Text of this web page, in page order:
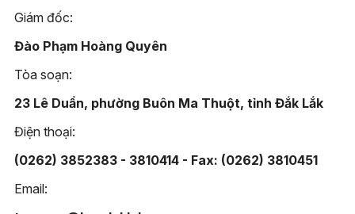
Giám đốc:
Đào Phạm Hoàng Quyên
Tòa soạn:
23 Lê Duẩn, phường Buôn Ma Thuột, tỉnh Đắk Lắk
Điện thoại:
(0262) 3852383 - 3810414 - Fax: (0262) 3810451
Email: